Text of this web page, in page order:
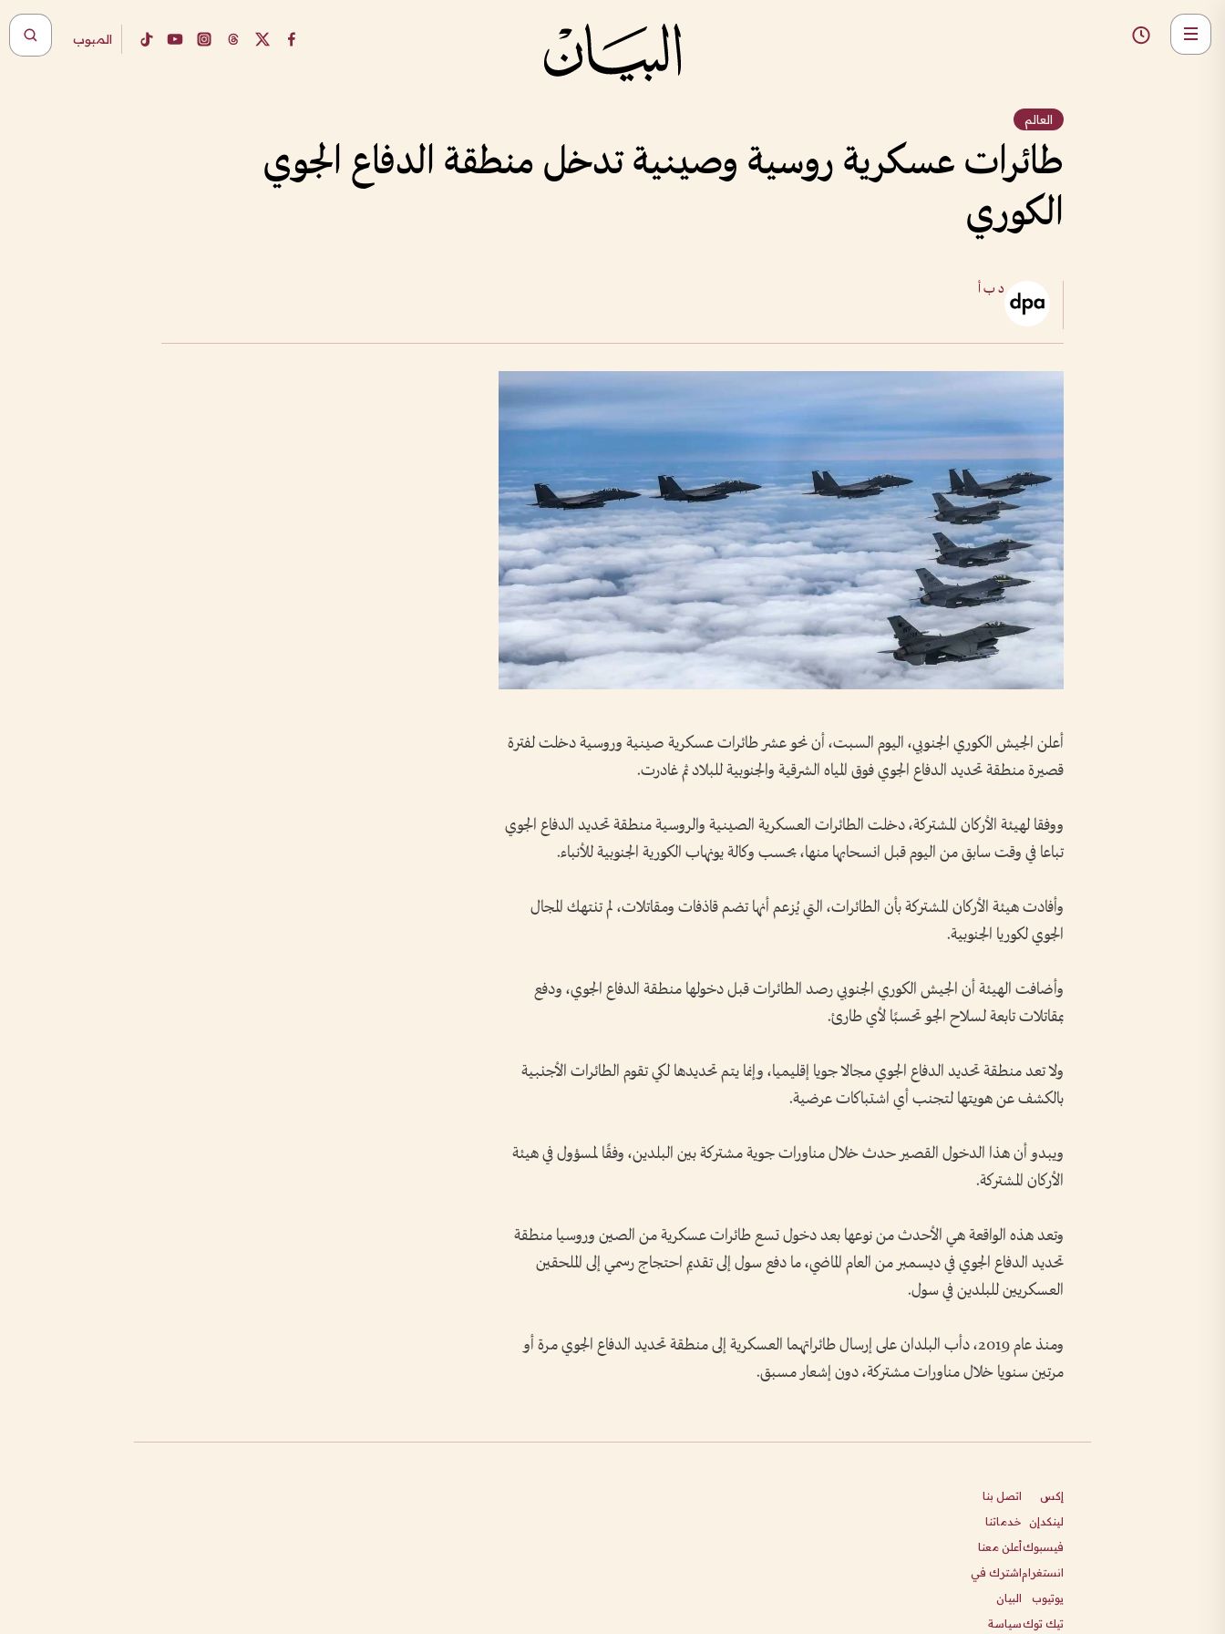
المبوب
العالم
طائرات عسكرية روسية وصينية تدخل منطقة الدفاع الجوي
الكوري
د ب أ
أعلن الجيش الكوري الجنوبي، اليوم السبت، أن نحو عشر طائرات عسكرية صينية وروسية دخلت لفترة
قصيرة منطقة تحديد الدفاع الجوي فوق المياه الشرقية والجنوبية للبلاد ثم غادرت.
ووفقا لهيئة الأركان المشتركة، دخلت الطائرات العسكرية الصينية والروسية منطقة تحديد الدفاع الجوي
تباعا في وقت سابق من اليوم قبل انسحابها منها، بحسب وكالة يونهاب الكورية الجنوبية للأنباء.
وأفادت هيئة الأركان المشتركة بأن الطائرات، التي يُزعم أنها تضم قاذفات ومقاتلات، لم تنتهك المجال
الجوي لكوريا الجنوبية.
وأضافت الهيئة أن الجيش الكوري الجنوبي رصد الطائرات قبل دخولها منطقة الدفاع الجوي، ودفع
بمقاتلات تابعة لسلاح الجو تحسبًا لأي طارئ.
ولا تعد منطقة تحديد الدفاع الجوي مجالا جويا إقليميا، وإنما يتم تحديدها لكي تقوم الطائرات الأجنبية
بالكشف عن هويتها لتجنب أي اشتباكات عرضية.
ويبدو أن هذا الدخول القصير حدث خلال مناورات جوية مشتركة بين البلدين، وفقًا لمسؤول في هيئة
الأركان المشتركة.
وتعد هذه الواقعة هي الأحدث من نوعها بعد دخول تسع طائرات عسكرية من الصين وروسيا منطقة
تحديد الدفاع الجوي في ديسمبر من العام الماضي، ما دفع سول إلى تقديم احتجاج رسمي إلى الملحقين
العسكريين للبلدين في سول.
ومنذ عام 2019، دأب البلدان على إرسال طائراتهما العسكرية إلى منطقة تحديد الدفاع الجوي مرة أو
مرتين سنويا خلال مناورات مشتركة، دون إشعار مسبق.
إكس
لينكدإن
فيسبوك
انستغرام
يوتيوب
تيك توك
اتصل بنا
خدماتنا
أعلن معنا
اشترك في
البيان
سياسة